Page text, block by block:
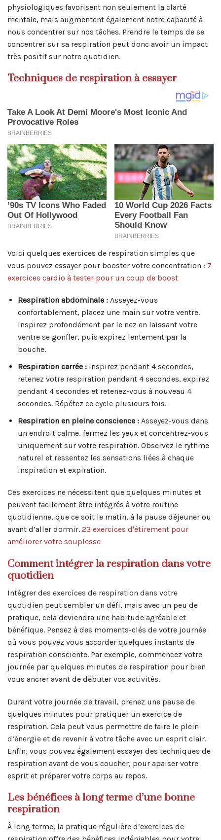
physiologiques favorisent non seulement la clarté
mentale, mais augmentent également notre capacité à
nous concentrer sur nos tâches. Prendre le temps de se
concentrer sur sa respiration peut donc avoir un impact
très positif sur notre quotidien.
Techniques de respiration à essayer
Voici quelques exercices de respiration simples que
vous pouvez essayer pour booster votre concentration : 7
exercices cardio à tester pour un coup de boost
Respiration abdominale :Asseyez-vous
confortablement, placez une main sur votre ventre.
Inspirez profondément par le nez en laissant votre
ventre se gonfler, puis expirez lentement par la
bouche.
Respiration carrée :Inspirez pendant 4 secondes,
retenez votre respiration pendant 4 secondes, expirez
pendant 4 secondes et retenez-vous à nouveau 4
secondes. Répétez ce cycle plusieurs fois.
Respiration en pleine conscience :Asseyez-vous dans
un endroit calme, fermez les yeux et concentrez-vous
uniquement sur votre respiration. Observez le rythme
naturel et ressentez les sensations liées à chaque
inspiration et expiration.
Ces exercices ne nécessitent que quelques minutes et
peuvent facilement être intégrés à votre routine
quotidienne, que ce soit le matin, à la pause déjeuner ou
avant d’aller dormir. 23 exercices d'étirement pour
améliorer votre souplesse
Comment intégrer la respiration dans votre
quotidien
Intégrer des exercices de respiration dans votre
quotidien peut sembler un défi, mais avec un peu de
pratique, cela deviendra une habitude agréable et
bénéfique. Pensez à des moments-clés de votre journée
où vous pouvez vous accorder quelques instants de
respiration consciente. Par exemple, commencez votre
journée par quelques minutes de respiration pour bien
vous ancrer avant de débuter vos activités.
Durant votre journée de travail, prenez une pause de
quelques minutes pour pratiquer un exercice de
respiration. Cela peut vous permettre de faire le plein
d’énergie et de revenir à votre tâche avec un esprit clair.
Enfin, vous pouvez également essayer des techniques de
respiration avant de vous coucher, pour apaiser votre
esprit et préparer votre corps au repos.
Les bénéfices à long terme d’une bonne
respiration
À long terme, la pratique régulière d’exercices de